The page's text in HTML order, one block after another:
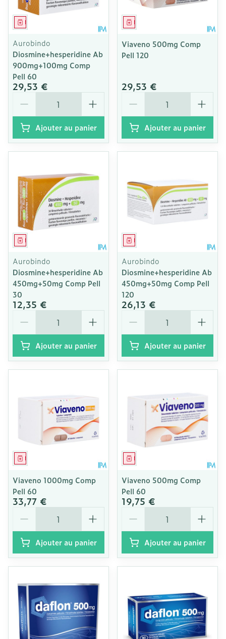
Médicament
Aurobindo
Diosmine+hesperidine Ab
900mg+100mg Comp
Pell 60
29,53 €
Ajouter au panier
Médicament
Viaveno 500mg Comp
Pell 120
29,53 €
Ajouter au panier
Médicament
Aurobindo
Diosmine+hesperidine Ab
450mg+50mg Comp Pell
30
12,35 €
Ajouter au panier
Médicament
Aurobindo
Diosmine+hesperidine Ab
450mg+50mg Comp Pell
120
26,13 €
Ajouter au panier
Médicament
Viaveno 1000mg Comp
Pell 60
33,77 €
Ajouter au panier
Médicament
Viaveno 500mg Comp
Pell 60
19,75 €
Ajouter au panier